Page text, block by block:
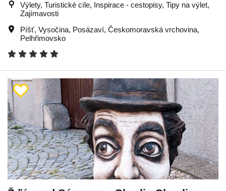
Výlety, Turistické cíle, Inspirace - cestopisy, Tipy na výlet,
Zajímavosti
Píšť, Vysočina, Posázaví, Českomoravská vrchovina,
Pelhřimovsko